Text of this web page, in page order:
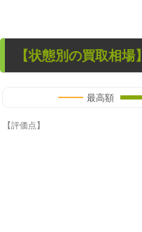
【状態別の買取相場】
最高額
【評価点】